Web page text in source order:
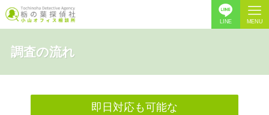
LINE MENU
調査の流れ
即日対応も可能な